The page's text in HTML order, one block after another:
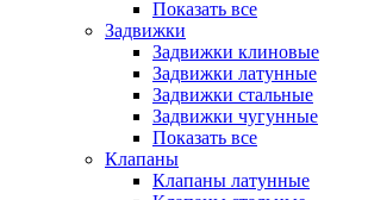
Показать все
Задвижки
Задвижки клиновые
Задвижки латунные
Задвижки стальные
Задвижки чугунные
Показать все
Клапаны
Клапаны латунные